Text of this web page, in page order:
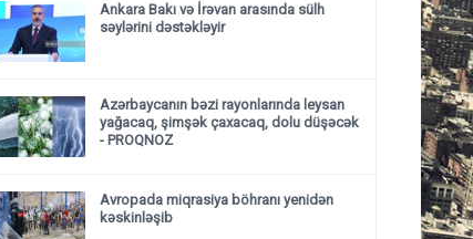
Ankara Bakı və İrəvan arasında sülh
səylərini dəstəkləyir
Azərbaycanın bəzi rayonlarında leysan
yağacaq, şimşək çaxacaq, dolu düşəcək
- PROQNOZ
Avropada miqrasiya böhranı yenidən
kəskinləşib